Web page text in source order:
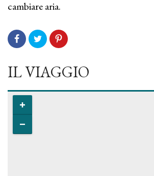
cambiare aria.
IL VIAGGIO